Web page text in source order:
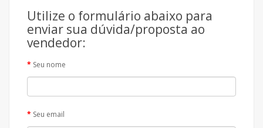
Utilize o formulário abaixo para
enviar sua dúvida/proposta ao
vendedor:
Seu nome
Seu email